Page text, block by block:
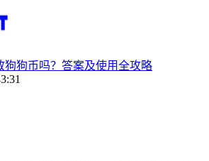
狗狗币吗？答案及使用全攻略